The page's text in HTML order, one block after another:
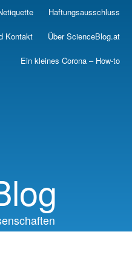
Haftungsausschluss
Kontakt Über ScienceBlog.at
Ein kleines Corona – How-to